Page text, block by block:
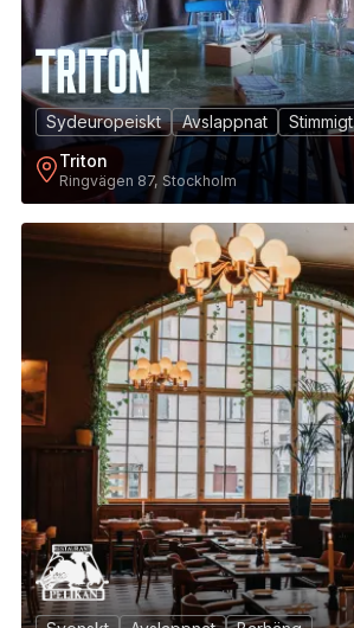
Sydeuropeiskt Avslappnat
Stimmigt
Triton
Ringvägen 87, Stockholm